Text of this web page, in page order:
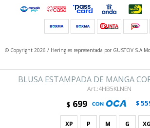
BLUSA ESTAMPADA DE MANGA
4HB5KLNEN
$ 699 $
XP P M G XG
© Copyright 2026 / Hering es representada por GUSTOV S.A